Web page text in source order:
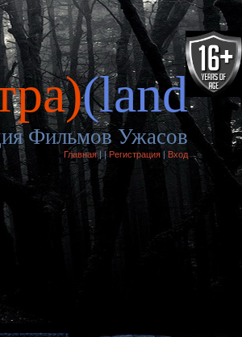
(land
Фильмов Ужасов
Главная| |Регистрация|Вход